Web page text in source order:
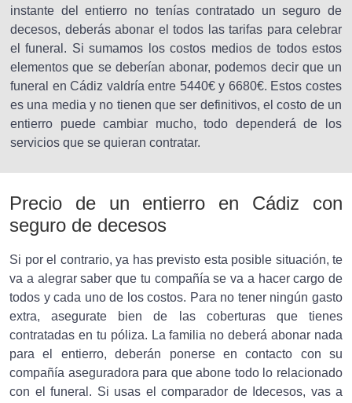
instante del entierro no tenías contratado un seguro de
decesos, deberás abonar el todos las tarifas para celebrar
el funeral. Si sumamos los costos medios de todos estos
elementos que se deberían abonar, podemos decir que un
funeral en Cádiz valdría entre 5440€ y 6680€. Estos costes
es una media y no tienen que ser definitivos, el costo de un
entierro puede cambiar mucho, todo dependerá de los
servicios que se quieran contratar.
Precio de un entierro en Cádiz con
seguro de decesos
Si por el contrario, ya has previsto esta posible situación, te
va a alegrar saber que tu compañía se va a hacer cargo de
todos y cada uno de los costos. Para no tener ningún gasto
extra, asegurate bien de las coberturas que tienes
contratadas en tu póliza. La familia no deberá abonar nada
para el entierro, deberán ponerse en contacto con su
compañía aseguradora para que abone todo lo relacionado
con el funeral. Si usas el comparador de Idecesos, vas a